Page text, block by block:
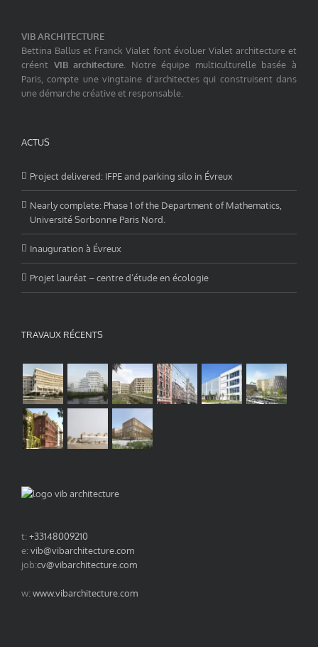
VIB ARCHITECTURE
Bettina Ballus et Franck Vialet font évoluer Vialet architecture et
créent VIB architecture . Notre équipe multiculturelle basée à
Paris, compte une vingtaine d'architectes qui construisent dans
une démarche créative et responsable.
ACTUS
Project delivered: IFPE and parking silo in Évreux
Nearly complete: Phase 1 of the Department of Mathematics,
Université Sorbonne Paris Nord.
Inauguration à Évreux
Projet lauréat – centre d’étude en écologie
TRAVAUX RÉCENTS
t: +33148009210
e: vib@vibarchitecture.com
job:cv@vibarchitecture.com
w: www.vibarchitecture.com